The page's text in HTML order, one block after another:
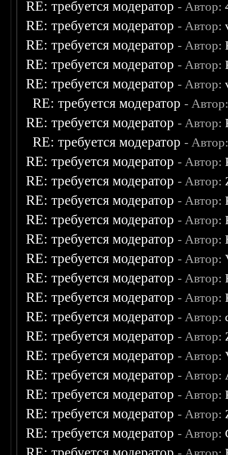
RE: требуется модератор - Автор:
RE: требуется модератор - Автор:
RE: требуется модератор - Автор:
RE: требуется модератор - Автор:
RE: требуется модератор - Автор:
RE: требуется модератор -
RE: требуется модератор - Автор:
RE: требуется модератор -
RE: требуется модератор - Автор:
RE: требуется модератор - Автор:
RE: требуется модератор - Автор:
RE: требуется модератор - Автор:
RE: требуется модератор - Автор:
RE: требуется модератор - Автор:
RE: требуется модератор - Автор:
RE: требуется модератор - Автор:
RE: требуется модератор - Автор:
RE: требуется модератор - Автор:
RE: требуется модератор - Автор:
RE: требуется модератор - Автор:
RE: требуется модератор - Автор:
RE: требуется модератор - Автор:
RE: требуется модератор - Автор: